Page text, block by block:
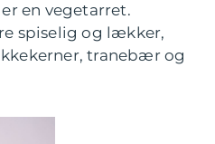
en vegetarret.
spiselig og lækker,
tranebær og